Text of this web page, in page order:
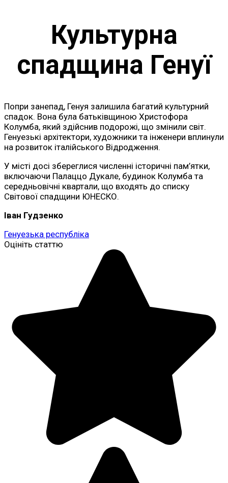
Культурна
спадщина Генуї
Попри занепад, Генуя залишила багатий культурний
спадок. Вона була батьківщиною Христофора
Колумба, який здійснив подорожі, що змінили світ.
Генуезькі архітектори, художники та інженери вплинули
на розвиток італійського Відродження.
У місті досі збереглися численні історичні пам’ятки,
включаючи Палаццо Дукале, будинок Колумба та
середньовічні квартали, що входять до списку
Світової спадщини ЮНЕСКО.
Іван Гудзенко
Генуезька республіка
Оцініть статтю